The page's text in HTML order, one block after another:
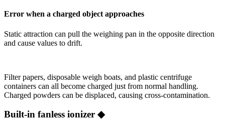
Error when a charged object approaches
Static attraction can pull the weighing pan in the opposite direction
and cause values to drift.
Filter papers, disposable weigh boats, and plastic centrifuge
containers can all become charged just from normal handling.
Charged powders can be displaced, causing cross-contamination.
Built-in fanless ionizer ◆